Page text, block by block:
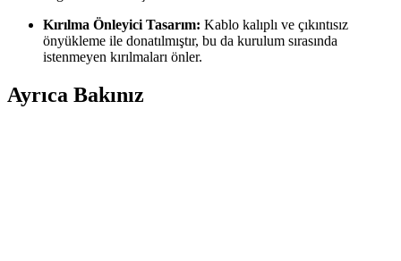
Kırılma Önleyici Tasarım: Kablo kalıplı ve çıkıntısız
önyükleme ile donatılmıştır, bu da kurulum sırasında
istenmeyen kırılmaları önler.
Ayrıca Bakınız